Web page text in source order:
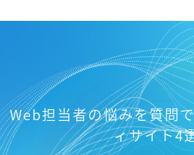
Web担当者の悩みを質問
ィサイト4